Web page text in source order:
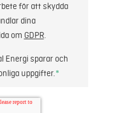
Energi sparar och
uppgifter.*
för att skydda
dina
om GDPR.